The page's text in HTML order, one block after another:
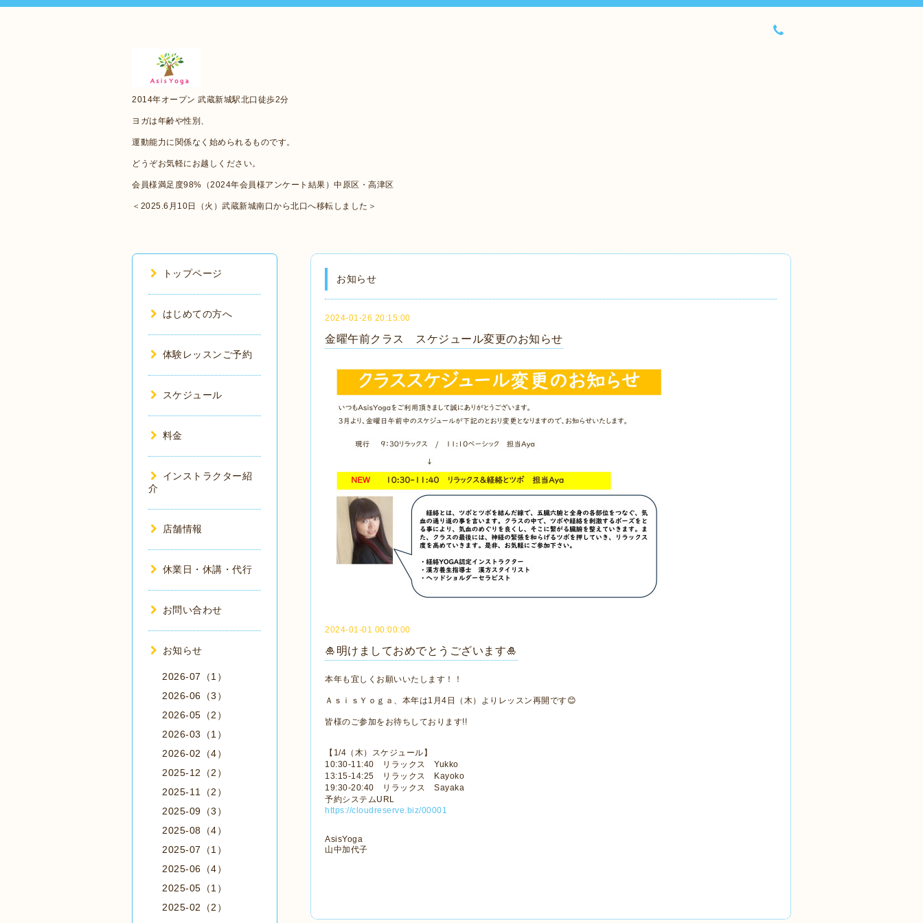
2014年オープン 武蔵新城駅北口徒歩2分
ヨガは年齢や性別、
運動能力に関係なく始められるものです。
どうぞお気軽にお越しください。
会員様満足度98%（2024年会員様アンケート結果）中原区・高津区
＜2025.6月10日（火）武蔵新城南口から北口へ移転しました＞
お知らせ
2024-01-26 20:15:00
金曜午前クラス スケジュール変更のお知らせ
2024-01-01 00:00:00
🎍明けましておめでとうございます🎍
本年も宜しくお願いいたします！！
ＡｓｉｓＹｏｇａ、本年は1月4日（木）よりレッスン再開です😊
皆様のご参加をお待ちしております!!
【1/4（木）スケジュール】
10:30-11:40 リラックス Yukko
13:15-14:25 リラックス Kayoko
19:30-20:40 リラックス Sayaka
予約システムURL
https://cloudreserve.biz/00001
AsisYoga
山中加代子
トップページ
はじめての方へ
体験レッスンご予約
スケジュール
料金
インストラクター紹
介
店舗情報
休業日・休講・代行
お問い合わせ
お知らせ
2026-07（1）
2026-06（3）
2026-05（2）
2026-03（1）
2026-02（4）
2025-12（2）
2025-11（2）
2025-09（3）
2025-08（4）
2025-07（1）
2025-06（4）
2025-05（1）
2025-02（2）